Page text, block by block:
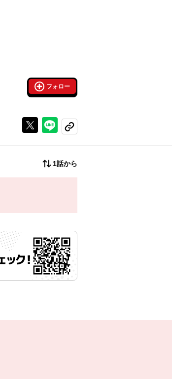
フォロー
Xで投稿するラインでシェアする
コピーする
1話から